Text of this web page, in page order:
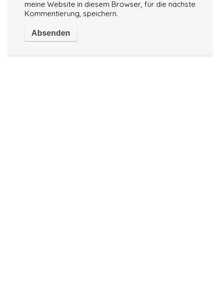
meine Website in diesem Browser, für die nächste
Kommentierung, speichern.